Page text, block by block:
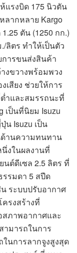
แรงบิด 175 นิวตัน
ลากหลาย Kargo
ตัน (1250 กก.)
ลิตร ทำให้เป็นตัว
ารขนส่งสินค้า
งขวางพร้อมพวง
เสียง ช่วยให้การ
ำและสมรรถนะที่
เป็นที่นิยม Isuzu
Isuzu เป็น
านความทนทาน
งในผลงานที่
ต์ดีเซล 2.5 ลิตร ที่
รรมดา 5 สปีด
ระบบปรับอากาศ
ครงสร้างที่
ภาพอากาศและ
ามารถในการ
นการลากจูงสูงสุด